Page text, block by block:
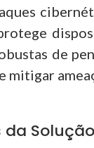
de
mitigar
da Solução